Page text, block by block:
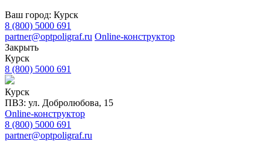
Ваш город: Курск
8 (800) 5000 691
partner@optpoligraf.ru Online-конструктор
Закрыть
Курск
8 (800) 5000 691
Курск
ПВЗ: ул. Добролюбова, 15
Online-конструктор
8 (800) 5000 691
partner@optpoligraf.ru